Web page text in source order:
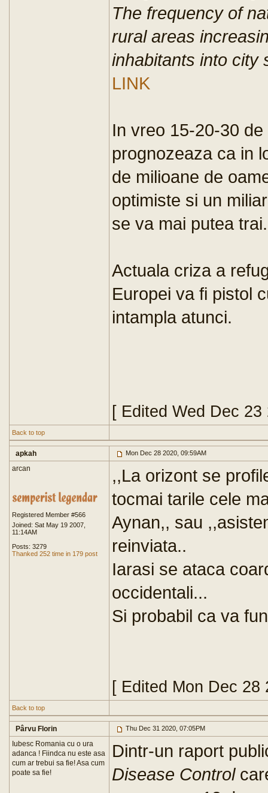
The frequency of
rural areas
inhabitants into city
LINK
In vreo 15-20-30
prognozeaza ca in
de milioane de
optimiste si un
se va mai putea trai.
Actuala criza a
Europei va fi pistol
intampla atunci.
[ Edited Wed Dec
Back to top
apkah Mon Dec 28 2020, 09:59AM
arcan
Registered Member #566
Joined: Sat May 19 2007,
11:14AM
Posts: 3279
Thanked 252 time in 179 post
,,La orizont se
tocmai tarile cele
Aynan,, sau
reinviata..
Iarasi se ataca
occidentali...
Si probabil ca va
[ Edited Mon Dec 28
Back to top
Pârvu Florin Thu Dec 31 2020, 07:05PM
Iubesc Romania cu o ura
adanca ! Fiindca nu este asa
cum ar trebui sa fie! Asa cum
poate sa fie!
Dintr-un raport
Disease Control